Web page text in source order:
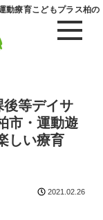
動療育こどもプラス柏の
等デイサ
市・運動遊
しい療育
2021.02.26